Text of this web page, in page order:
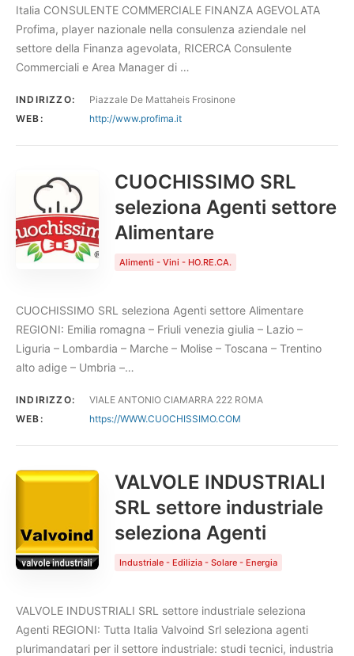
Italia CONSULENTE COMMERCIALE FINANZA AGEVOLATA
Profima, player nazionale nella consulenza aziendale nel
settore della Finanza agevolata, RICERCA Consulente
Commerciali e Area Manager di …
INDIRIZZO:
Piazzale De Mattaheis Frosinone
WEB:
http://www.profima.it
CUOCHISSIMO SRL
seleziona Agenti settore
Alimentare
Alimenti - Vini - HO.RE.CA.
CUOCHISSIMO SRL seleziona Agenti settore Alimentare
REGIONI: Emilia romagna – Friuli venezia giulia – Lazio –
Liguria – Lombardia – Marche – Molise – Toscana – Trentino
alto adige – Umbria –…
INDIRIZZO:
VIALE ANTONIO CIAMARRA 222 ROMA
WEB:
https://WWW.CUOCHISSIMO.COM
VALVOLE INDUSTRIALI
SRL settore industriale
seleziona Agenti
Industriale - Edilizia - Solare - Energia
VALVOLE INDUSTRIALI SRL settore industriale seleziona
Agenti REGIONI: Tutta Italia Valvoind Srl seleziona agenti
plurimandatari per il settore industriale: studi tecnici, industria